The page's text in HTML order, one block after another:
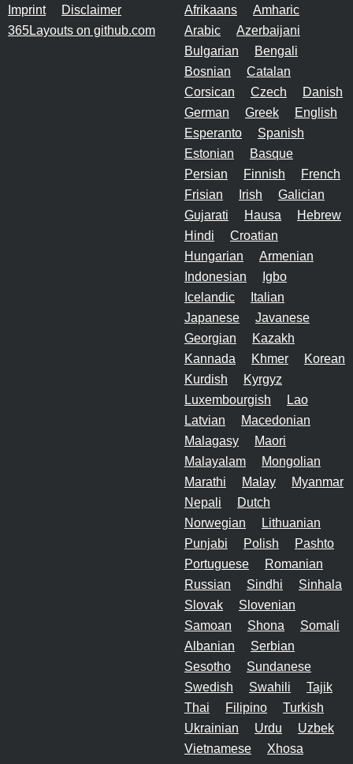
Imprint
Disclaimer
365Layouts on github.com
Afrikaans
Amharic
Arabic
Azerbaijani
Bulgarian
Bengali
Bosnian
Catalan
Corsican
Czech
Danish
German
Greek
English
Esperanto
Spanish
Estonian
Basque
Persian
Finnish
French
Frisian
Irish
Galician
Gujarati
Hausa
Hebrew
Hindi
Croatian
Hungarian
Armenian
Indonesian
Igbo
Icelandic
Italian
Japanese
Javanese
Georgian
Kazakh
Kannada
Khmer
Korean
Kurdish
Kyrgyz
Luxembourgish
Lao
Latvian
Macedonian
Malagasy
Maori
Malayalam
Mongolian
Marathi
Malay
Myanmar
Nepali
Dutch
Norwegian
Lithuanian
Punjabi
Polish
Pashto
Portuguese
Romanian
Russian
Sindhi
Sinhala
Slovak
Slovenian
Samoan
Shona
Somali
Albanian
Serbian
Sesotho
Sundanese
Swedish
Swahili
Tajik
Thai
Filipino
Turkish
Ukrainian
Urdu
Uzbek
Vietnamese
Xhosa